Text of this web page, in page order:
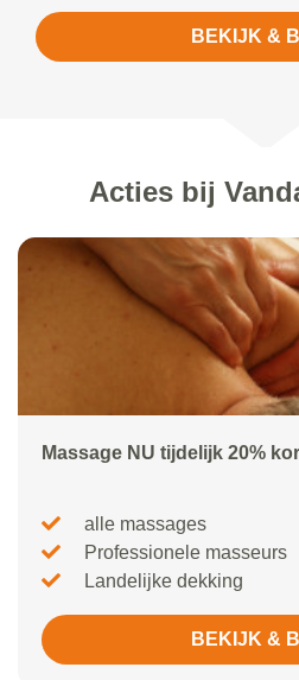
BEKIJK &
Acties bij
Massage NU tijdelijk 20%
alle massages
Professionele masseurs
Landelijke dekking
BEKIJK &